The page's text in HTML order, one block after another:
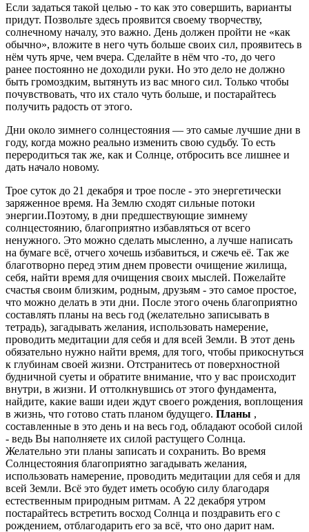
Если задаться такой целью - то как это совершить, варианты
придут. Позвольте здесь проявится своему творчеству,
солнечному началу, это важно. День должен пройти не «как
обычно», вложите в него чуть больше своих сил, проявитесь в
нём чуть ярче, чем вчера. Сделайте в нём что -то, до чего
ранее постоянно не доходили руки. Но это дело не должно
быть громоздким, вытянуть из вас много сил. Только чтобы
почувствовать, что их стало чуть больше, и постарайтесь
получить радость от этого.
Дни около зимнего солнцестояния — это самые лучшие дни в
году, когда можно реально изменить свою судьбу. То есть
переродиться так же, как и Солнце, отбросить все лишнее и
дать начало новому.
Трое суток до 21 декабря и трое после - это энергетически
заряженное время. На Землю сходят сильные потоки
энергии.Поэтому, в дни предшествующие зимнему
солнцестоянию, благоприятно избавляться от всего
ненужного. Это можно сделать мысленно, а лучше написать
на бумаге всё, отчего хочешь избавиться, и сжечь её. Так же
благотворно перед этим днем провести очищение жилища,
себя, найти время для очищения своих мыслей. Пожелайте
счастья своим близким, родным, друзьям - это самое простое,
что можно делать в эти дни. После этого очень благоприятно
составлять планы на весь год (желательно записывать в
тетрадь), загадывать желания, использовать намерение,
проводить медитации для себя и для всей Земли. В этот день
обязательно нужно найти время, для того, чтобы прикоснуться
к глубинам своей жизни. Отстранитесь от поверхностной
будничной суеты и обратите внимание, что у вас происходит
внутри, в жизни. И оттолкнувшись от этого фундамента,
найдите, какие ваши идеи ждут своего рождения, воплощения
в жизнь, что готово стать планом будущего. Планы ,
составленные в это день и на весь год, обладают особой силой
- ведь Вы наполняете их силой растущего Солнца.
Желательно эти планы записать и сохранить. Во время
Солнцестояния благоприятно загадывать желания,
использовать намерение, проводить медитации для себя и для
всей Земли. Всё это будет иметь особую силу благодаря
естественным природным ритмам. А 22 декабря утром
постарайтесь встретить восход Солнца и поздравить его с
рождением, отблагодарить его за всё, что оно дарит нам.